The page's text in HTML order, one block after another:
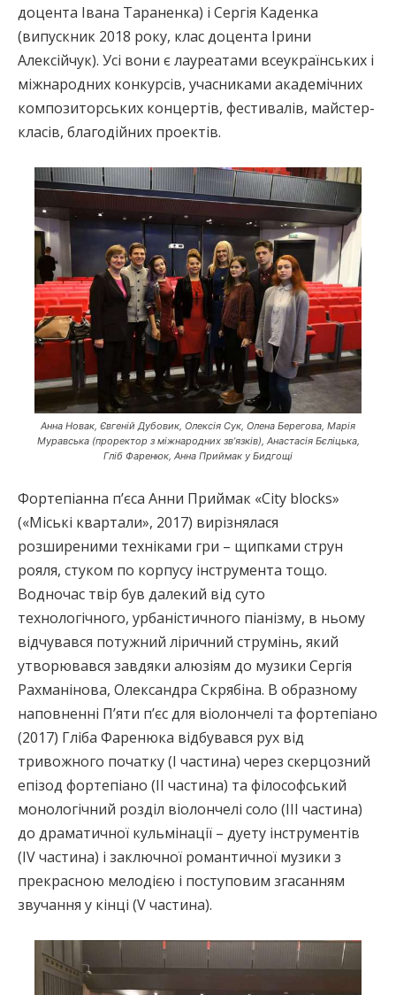
доцента Івана Тараненка) і Сергія Каденка
(випускник 2018 року, клас доцента Ірини
Алексійчук). Усі вони є лауреатами всеукраїнських і
міжнародних конкурсів, учасниками академічних
композиторських концертів, фестивалів, майстер-
класів, благодійних проектів.
Анна Новак, Євгеній Дубовик, Олексія Сук, Олена Берегова, Марія
Муравська (проректор з міжнародних зв’язків), Анастасія Бєліцька,
Гліб Фаренюк, Анна Приймак у Бидгощі
Фортепіанна п’єса Анни Приймак «City blocks»
(«Міські квартали», 2017) вирізнялася
розширеними техніками гри – щипками струн
рояля, стуком по корпусу інструмента тощо.
Водночас твір був далекий від суто
технологічного, урбаністичного піанізму, в ньому
відчувався потужний ліричний струмінь, який
утворювався завдяки алюзіям до музики Сергія
Рахманінова, Олександра Скрябіна. В образному
наповненні П’яти п’єс для віолончелі та фортепіано
(2017) Гліба Фаренюка відбувався рух від
тривожного початку (І частина) через скерцозний
епізод фортепіано (ІІ частина) та філософський
монологічний розділ віолончелі соло (ІІІ частина)
до драматичної кульмінації – дуету інструментів
(ІV частина) і заключної романтичної музики з
прекрасною мелодією і поступовим згасанням
звучання у кінці (V частина).